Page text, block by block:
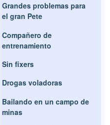
Grandes problemas para
el gran Pete
Compañero de
entrenamiento
Sin fixers
Drogas voladoras
Bailando en un campo de
minas